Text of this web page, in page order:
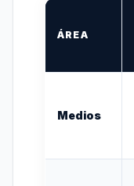
ÁREA
Medios